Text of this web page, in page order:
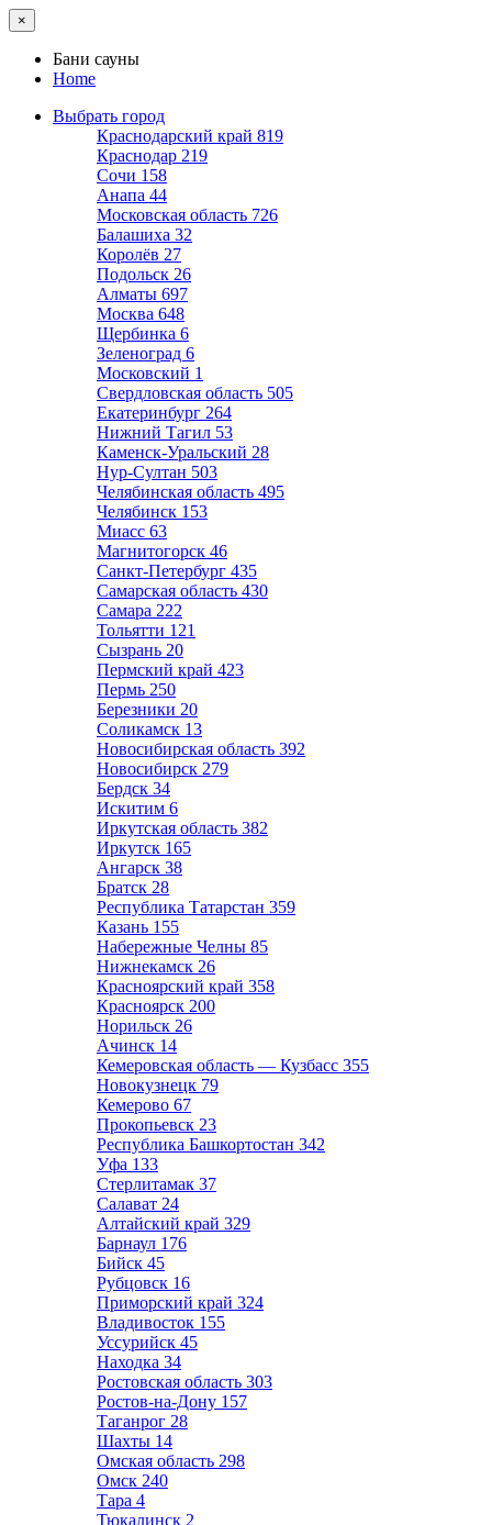
×
Бани сауны
Home
Выбрать город
Краснодарский край 819
Краснодар 219
Сочи 158
Анапа 44
Московская область 726
Балашиха 32
Королёв 27
Подольск 26
Алматы 697
Москва 648
Щербинка 6
Зеленоград 6
Московский 1
Свердловская область 505
Екатеринбург 264
Нижний Тагил 53
Каменск-Уральский 28
Нур-Султан 503
Челябинская область 495
Челябинск 153
Миасс 63
Магнитогорск 46
Санкт-Петербург 435
Самарская область 430
Самара 222
Тольятти 121
Сызрань 20
Пермский край 423
Пермь 250
Березники 20
Соликамск 13
Новосибирская область 392
Новосибирск 279
Бердск 34
Искитим 6
Иркутская область 382
Иркутск 165
Ангарск 38
Братск 28
Республика Татарстан 359
Казань 155
Набережные Челны 85
Нижнекамск 26
Красноярский край 358
Красноярск 200
Норильск 26
Ачинск 14
Кемеровская область — Кузбасс 355
Новокузнецк 79
Кемерово 67
Прокопьевск 23
Республика Башкортостан 342
Уфа 133
Стерлитамак 37
Салават 24
Алтайский край 329
Барнаул 176
Бийск 45
Рубцовск 16
Приморский край 324
Владивосток 155
Уссурийск 45
Находка 34
Ростовская область 303
Ростов-на-Дону 157
Таганрог 28
Шахты 14
Омская область 298
Омск 240
Тара 4
Тюкалинск 2